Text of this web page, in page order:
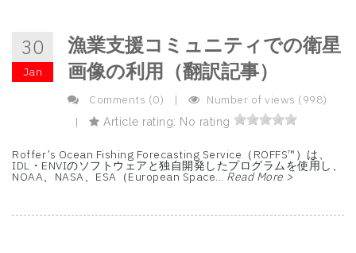
30
Jan
漁業支援コミュニティでの衛星
画像の利用（翻訳記事）
Comments (0) |
Number of views (998)
|
Article rating: No rating
Roffer’s Ocean Fishing Forecasting Service（ROFFS™）は、
IDL・ENVIのソフトウェアと独自開発したプログラムを使用し、
NOAA、NASA、ESA（European Space... Read More >